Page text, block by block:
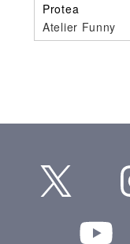
Protea
Atelier Funny